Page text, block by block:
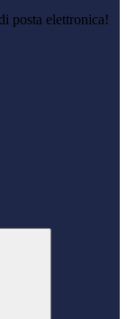
posta elettronica!